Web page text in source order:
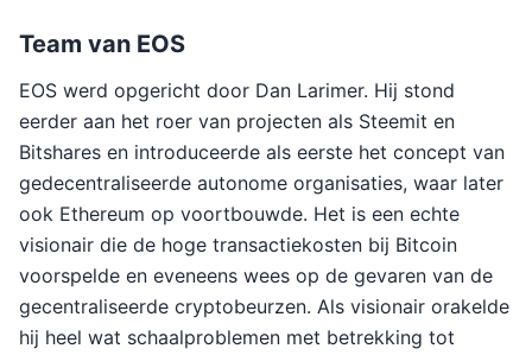
Team van EOS
EOS werd opgericht door Dan Larimer. Hij stond
eerder aan het roer van projecten als Steemit en
Bitshares en introduceerde als eerste het concept van
gedecentraliseerde autonome organisaties, waar later
ook Ethereum op voortbouwde. Het is een echte
visionair die de hoge transactiekosten bij Bitcoin
voorspelde en eveneens wees op de gevaren van de
gecentraliseerde cryptobeurzen. Als visionair orakelde
hij heel wat schaalproblemen met betrekking tot